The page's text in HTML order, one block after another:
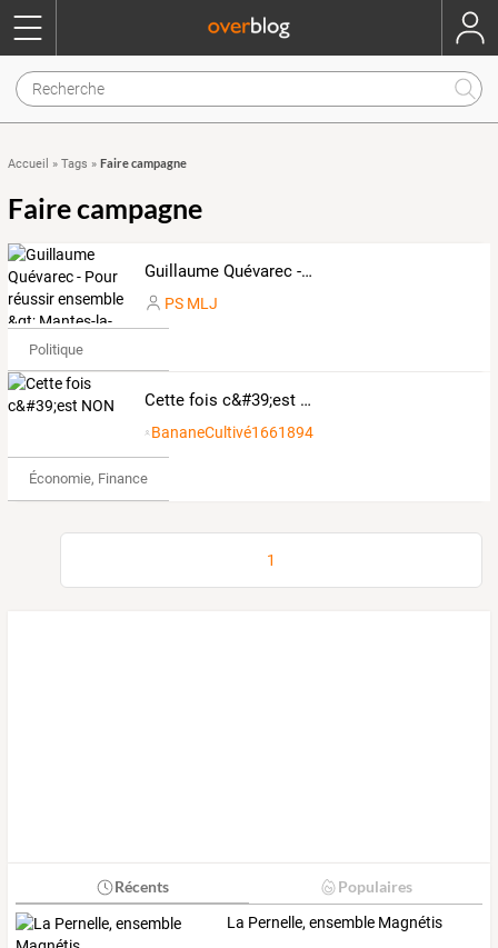
Accueil » Tags » Faire campagne
Faire campagne
Guillaume Quévarec - Pour réussir ensemble &gt; Mantes-la-Jolie
PS MLJ
Politique
Cette fois c&#39;est NON
BananeCultivé1661894
Économie, Finance & Droit
1
Récents Populaires
La Pernelle, ensemble Magnétis